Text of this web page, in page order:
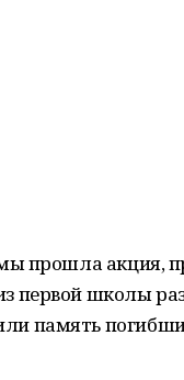
прошла акция,
первой школы
память